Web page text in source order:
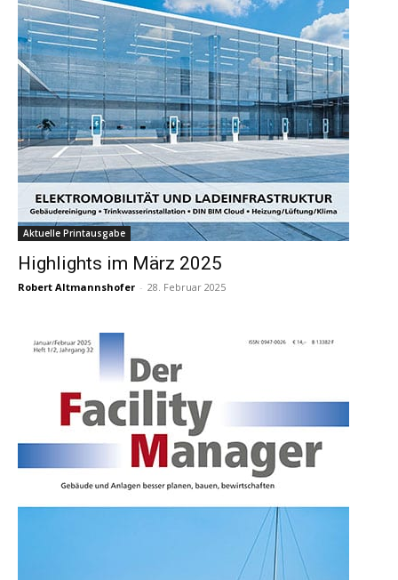
Aktuelle Printausgabe
Highlights im März 2025
Robert Altmannshofer - 28. Februar 2025